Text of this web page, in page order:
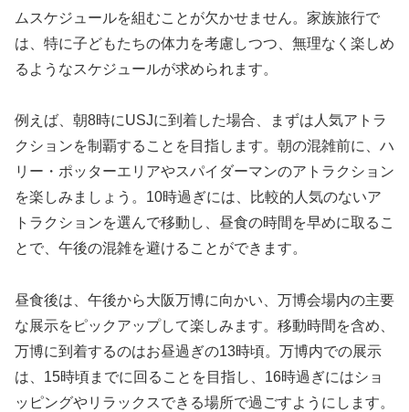
ムスケジュールを組むことが欠かせません。家族旅行で
は、特に子どもたちの体力を考慮しつつ、無理なく楽しめ
るようなスケジュールが求められます。
例えば、朝8時にUSJに到着した場合、まずは人気アトラ
クションを制覇することを目指します。朝の混雑前に、ハ
リー・ポッターエリアやスパイダーマンのアトラクション
を楽しみましょう。10時過ぎには、比較的人気のないア
トラクションを選んで移動し、昼食の時間を早めに取るこ
とで、午後の混雑を避けることができます。
昼食後は、午後から大阪万博に向かい、万博会場内の主要
な展示をピックアップして楽しみます。移動時間を含め、
万博に到着するのはお昼過ぎの13時頃。万博内での展示
は、15時頃までに回ることを目指し、16時過ぎにはショ
ッピングやリラックスできる場所で過ごすようにします。